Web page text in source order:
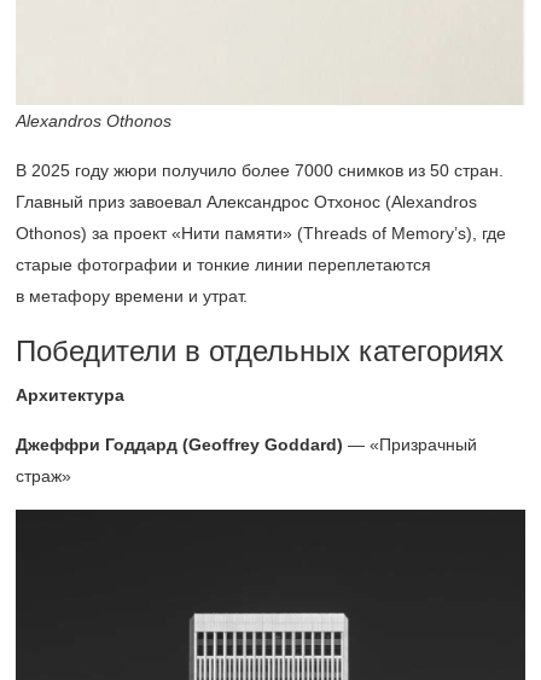
Alexandros Othonos
В 2025 году жюри получило более 7000 снимков из 50 стран.
Главный приз завоевал Александрос Отхонос (Alexandros
Othonos) за проект «Нити памяти» (Threads of Memory’s), где
старые фотографии и тонкие линии переплетаются
в метафору времени и утрат.
Победители в отдельных категориях
Архитектура
Джеффри Годдард (Geoffrey Goddard) — «Призрачный
страж»